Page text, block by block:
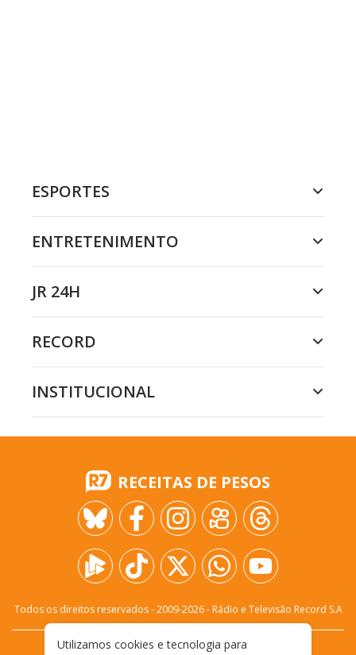
ESPORTES
ENTRETENIMENTO
JR 24H
RECORD
INSTITUCIONAL
RECEITAS DE PESOS
Todos os direitos reservados - 2009-2026- Rádio e Televisão Record S.A
Utilizamos cookies e tecnologia para